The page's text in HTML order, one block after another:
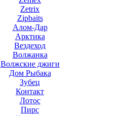
Zetrix
Zipbaits
Алом-Дар
Арктика
Вездеход
Волжанка
Волжские джиги
Дом Рыбака
Зубец
Контакт
Лотос
Пирс